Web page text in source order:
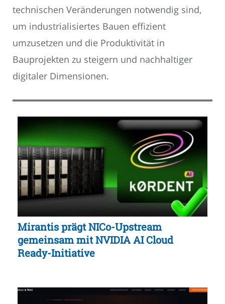
technischen Veränderungen notwendig sind,
um industrialisiertes Bauen effizient
umzusetzen und die Produktivität in
Bauprojekten zu steigern und nachhaltiger
digitaler Dimensionen.
Mirantis prägt NICo-Upstream
gemeinsam mit NVIDIA AI Cloud
Ready-Initiative